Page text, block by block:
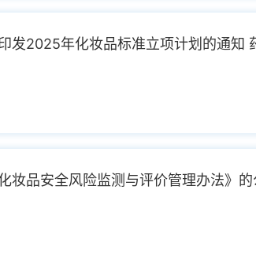
发2025年化妆品标准立项计划的通知
妆品安全风险监测与评价管理办法》